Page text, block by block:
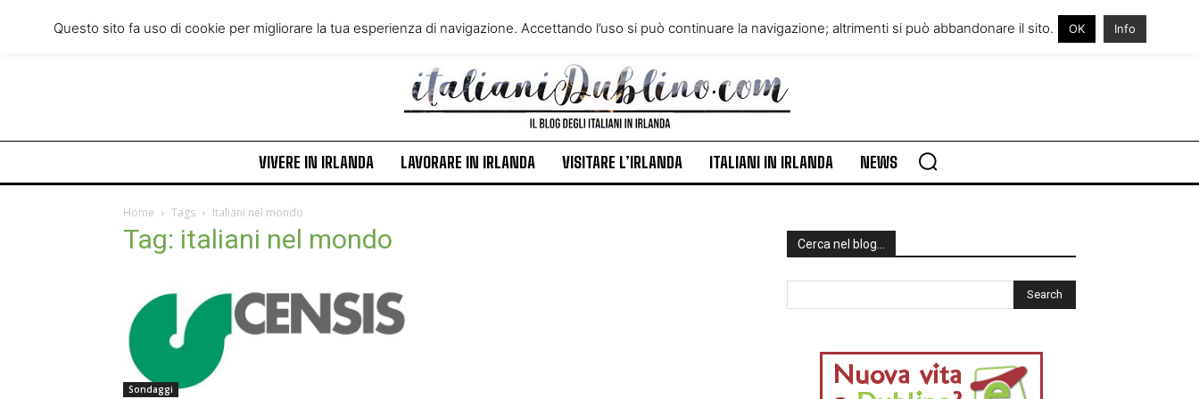
Thursday, August 6, 2026 VIVERE IN IRLANDA
VISITARE L’IRLANDA
ITALIANI IN IRLANDA
NEWS
VIVERE IN IRLANDA LAVORARE IN IRLANDA VISITARE L’IRLANDA ITALIANI IN IRLANDA NEWS
Home Tags Italiani nel mondo
Tag: italiani nel mondo
Sondaggi
Cerca nel blog…
Questo sito fa uso di cookie per migliorare la tua esperienza di navigazione. Accettando l’uso si può continuare la navigazione; altrimenti si può abbandonare il sito. OK Info